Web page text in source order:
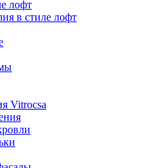
лофт
в стиле лофт
Vitrocsa